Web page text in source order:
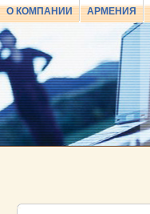
О КОМПАНИИ АРМЕНИЯ